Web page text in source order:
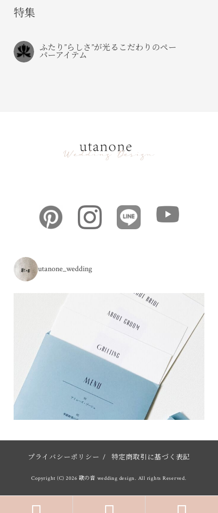
特集
ふたり”らしさ”が光るこだわりのペー
パーアイテム
utanone_wedding
プライバシーポリシー / 特定商取引に基づく表記
Copyright (C) 2026 歌の音 wedding design. All rights Reserved.